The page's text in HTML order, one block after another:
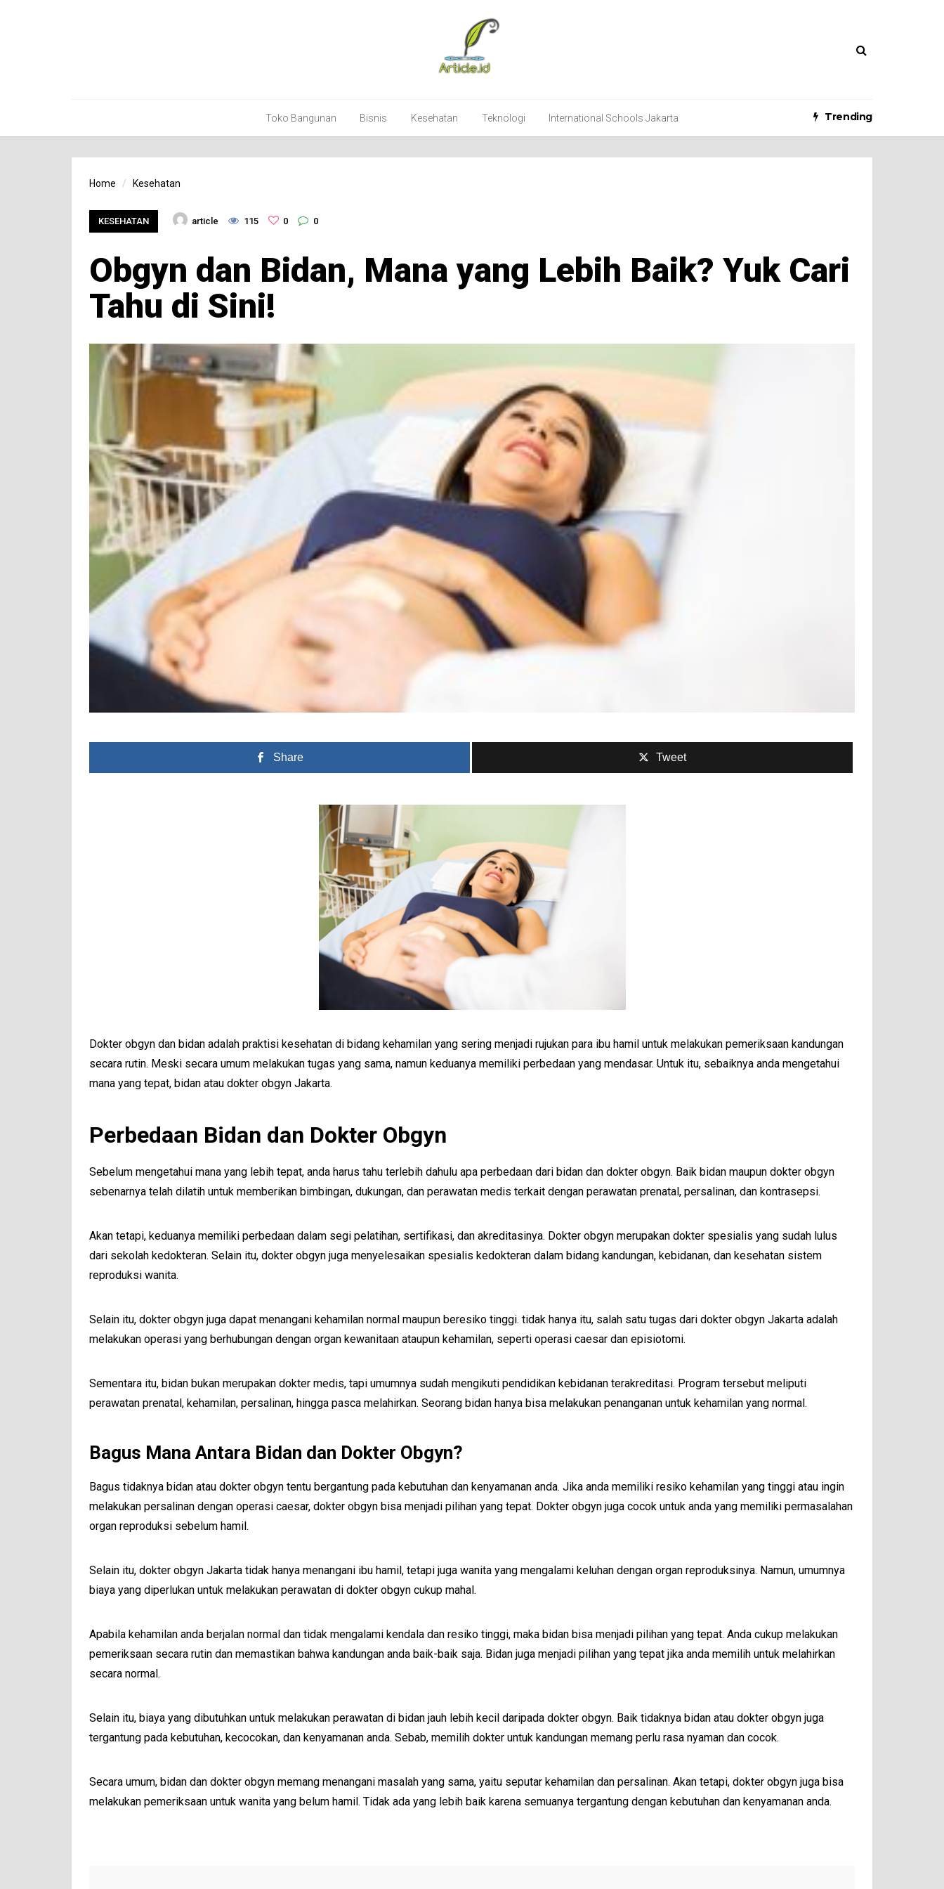
Toko Bangunan Bisnis Kesehatan Teknologi International Schools Jakarta Trending
Home Kesehatan
KESEHATAN article 115 0 0
Obgyn dan Bidan, Mana yang Lebih Baik? Yuk Cari
Tahu di Sini!
Share Tweet
Dokter obgyn dan bidan adalah praktisi kesehatan di bidang kehamilan yang sering menjadi rujukan para ibu hamil untuk melakukan pemeriksaan kandungan
secara rutin. Meski secara umum melakukan tugas yang sama, namun keduanya memiliki perbedaan yang mendasar. Untuk itu, sebaiknya anda mengetahui
mana yang tepat, bidan atau dokter obgyn Jakarta.
Perbedaan Bidan dan Dokter Obgyn
Sebelum mengetahui mana yang lebih tepat, anda harus tahu terlebih dahulu apa perbedaan dari bidan dan dokter obgyn. Baik bidan maupun dokter obgyn
sebenarnya telah dilatih untuk memberikan bimbingan, dukungan, dan perawatan medis terkait dengan perawatan prenatal, persalinan, dan kontrasepsi.
Akan tetapi, keduanya memiliki perbedaan dalam segi pelatihan, sertifikasi, dan akreditasinya. Dokter obgyn merupakan dokter spesialis yang sudah lulus
dari sekolah kedokteran. Selain itu, dokter obgyn juga menyelesaikan spesialis kedokteran dalam bidang kandungan, kebidanan, dan kesehatan sistem
reproduksi wanita.
Selain itu, dokter obgyn juga dapat menangani kehamilan normal maupun beresiko tinggi. tidak hanya itu, salah satu tugas dari dokter obgyn Jakarta adalah
melakukan operasi yang berhubungan dengan organ kewanitaan ataupun kehamilan, seperti operasi caesar dan episiotomi.
Sementara itu, bidan bukan merupakan dokter medis, tapi umumnya sudah mengikuti pendidikan kebidanan terakreditasi. Program tersebut meliputi
perawatan prenatal, kehamilan, persalinan, hingga pasca melahirkan. Seorang bidan hanya bisa melakukan penanganan untuk kehamilan yang normal.
Bagus Mana Antara Bidan dan Dokter Obgyn?
Bagus tidaknya bidan atau dokter obgyn tentu bergantung pada kebutuhan dan kenyamanan anda. Jika anda memiliki resiko kehamilan yang tinggi atau ingin
melakukan persalinan dengan operasi caesar, dokter obgyn bisa menjadi pilihan yang tepat. Dokter obgyn juga cocok untuk anda yang memiliki permasalahan
organ reproduksi sebelum hamil.
Selain itu, dokter obgyn Jakarta tidak hanya menangani ibu hamil, tetapi juga wanita yang mengalami keluhan dengan organ reproduksinya. Namun, umumnya
biaya yang diperlukan untuk melakukan perawatan di dokter obgyn cukup mahal.
Apabila kehamilan anda berjalan normal dan tidak mengalami kendala dan resiko tinggi, maka bidan bisa menjadi pilihan yang tepat. Anda cukup melakukan
pemeriksaan secara rutin dan memastikan bahwa kandungan anda baik-baik saja. Bidan juga menjadi pilihan yang tepat jika anda memilih untuk melahirkan
secara normal.
Selain itu, biaya yang dibutuhkan untuk melakukan perawatan di bidan jauh lebih kecil daripada dokter obgyn. Baik tidaknya bidan atau dokter obgyn juga
tergantung pada kebutuhan, kecocokan, dan kenyamanan anda. Sebab, memilih dokter untuk kandungan memang perlu rasa nyaman dan cocok.
Secara umum, bidan dan dokter obgyn memang menangani masalah yang sama, yaitu seputar kehamilan dan persalinan. Akan tetapi, dokter obgyn juga bisa
melakukan pemeriksaan untuk wanita yang belum hamil. Tidak ada yang lebih baik karena semuanya tergantung dengan kebutuhan dan kenyamanan anda.